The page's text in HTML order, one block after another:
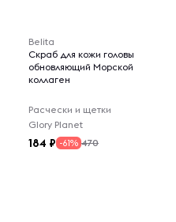
Belita
Скраб для кожи головы
обновляющий Морской
коллаген
Расчески и щетки
Glory Planet
184 -61% 470